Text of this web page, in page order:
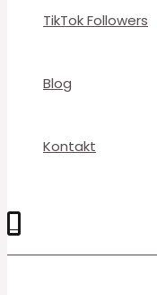
TikTok Followers
Blog
Kontakt